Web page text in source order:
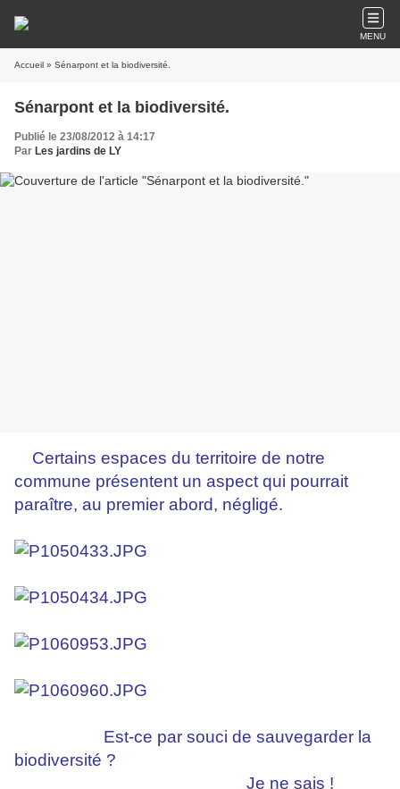
MENU
Accueil » Sénarpont et la biodiversité.
Sénarpont et la biodiversité.
Publié le 23/08/2012 à 14:17
Par Les jardins de LY
Certains espaces du territoire de notre
commune présentent un aspect qui pourrait
paraître, au premier abord, négligé.
Est-ce par souci de sauvegarder la
biodiversité ?
Je ne sais !